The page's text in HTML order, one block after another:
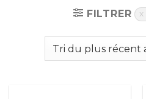
FILTRER